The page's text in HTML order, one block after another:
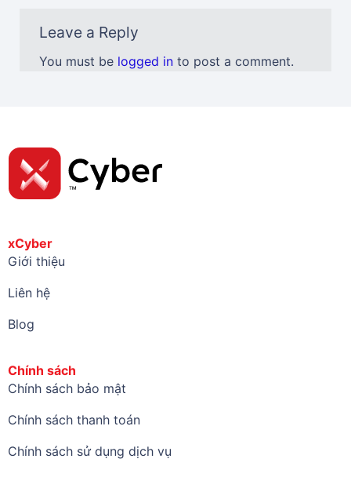
Leave a Reply
You must be logged in to post a comment.
xCyber
Giới thiệu
Liên hệ
Blog
Chính sách
Chính sách bảo mật
Chính sách thanh toán
Chính sách sử dụng dịch vụ